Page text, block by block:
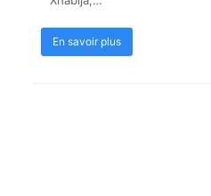
En savoir plus